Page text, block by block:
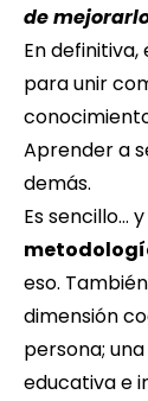
de
En
para unir
Aprender a
demás.
Es sencillo…
eso.
dimensión
persona; una
educativa e